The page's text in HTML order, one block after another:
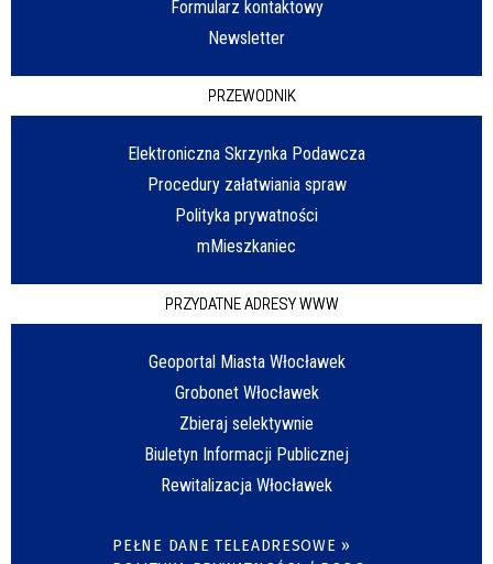
Formularz kontaktowy
Newsletter
PRZEWODNIK
Elektroniczna Skrzynka Podawcza
Procedury załatwiania spraw
Polityka prywatności
mMieszkaniec
PRZYDATNE ADRESY WWW
Geoportal Miasta Włocławek
Grobonet Włocławek
Zbieraj selektywnie
Biuletyn Informacji Publicznej
Rewitalizacja Włocławek
PEŁNE DANE TELEADRESOWE »